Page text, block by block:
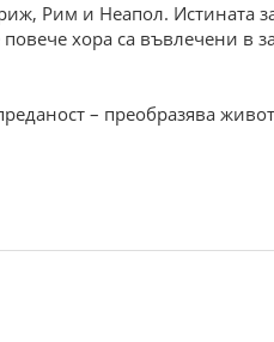
Рим и Неапол. Истината
хора са въвлечени в
– преобразява